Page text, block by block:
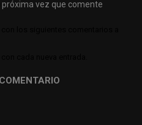
vez que comente